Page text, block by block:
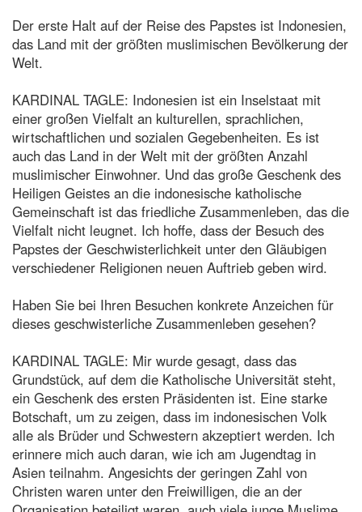
Der erste Halt auf der Reise des Papstes ist Indonesien,
das Land mit der größten muslimischen Bevölkerung der
Welt.
KARDINAL TAGLE: Indonesien ist ein Inselstaat mit
einer großen Vielfalt an kulturellen, sprachlichen,
wirtschaftlichen und sozialen Gegebenheiten. Es ist
auch das Land in der Welt mit der größten Anzahl
muslimischer Einwohner. Und das große Geschenk des
Heiligen Geistes an die indonesische katholische
Gemeinschaft ist das friedliche Zusammenleben, das die
Vielfalt nicht leugnet. Ich hoffe, dass der Besuch des
Papstes der Geschwisterlichkeit unter den Gläubigen
verschiedener Religionen neuen Auftrieb geben wird.
Haben Sie bei Ihren Besuchen konkrete Anzeichen für
dieses geschwisterliche Zusammenleben gesehen?
KARDINAL TAGLE: Mir wurde gesagt, dass das
Grundstück, auf dem die Katholische Universität steht,
ein Geschenk des ersten Präsidenten ist. Eine starke
Botschaft, um zu zeigen, dass im indonesischen Volk
alle als Brüder und Schwestern akzeptiert werden. Ich
erinnere mich auch daran, wie ich am Jugendtag in
Asien teilnahm. Angesichts der geringen Zahl von
Christen waren unter den Freiwilligen, die an der